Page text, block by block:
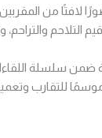
لافتًا من
التلاحم
ضمن سلسلة
للتقارب